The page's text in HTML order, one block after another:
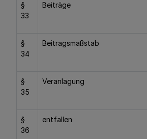
§
33
Beiträge
§
34
Beitragsmaßstab
§
35
Veranlagung
§
36
entfallen